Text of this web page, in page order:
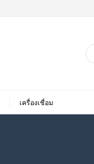
เครื่องเชื่อม